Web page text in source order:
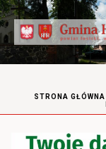
STRONA GŁÓWNA